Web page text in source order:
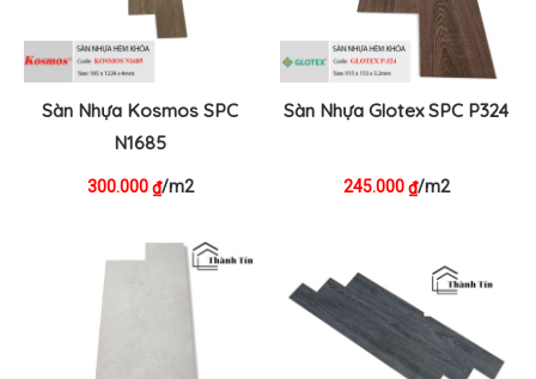
Sàn Nhựa Kosmos SPC
N1685
300.000₫/m2
Sàn Nhựa Glotex SPC P324
245.000₫/m2